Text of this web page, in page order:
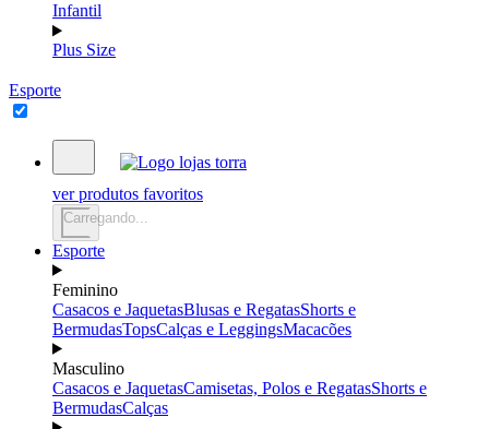
Infantil
Plus Size
Esporte
ver produtos favoritos
Carregando...
Esporte
Feminino
Casacos e JaquetasBlusas e RegatasShorts e
BermudasTopsCalças e LeggingsMacacões
Masculino
Casacos e JaquetasCamisetas, Polos e RegatasShorts e
BermudasCalças